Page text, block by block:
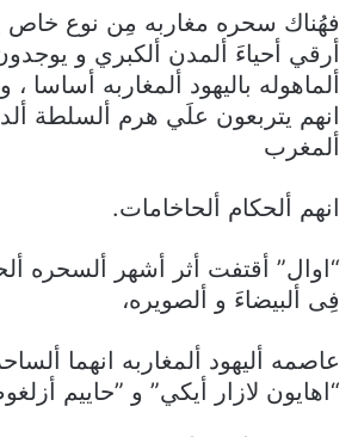
فهُناك سحره مغاربه مِن نوع خاص
أرقي أحياءَ ألمدن ألكبري و
ألماهوله باليهود ألمغاربه أساسا ،
انهم يتربعون علَي هرم ألسلطة
ألمغرب
انهم ألحكام ألحاخامات.
“اوال” أقتفت أثر أشهر ألسحره
فِى ألبيضاءَ و ألصويره،
عاصمه أليهود ألمغاربه انهما
“اهايون لازار أيكي” و ”حاييم